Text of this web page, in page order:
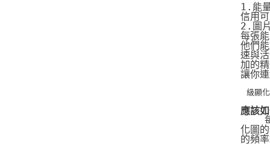
1.能
信用
2.圖
每張
他們
速與
加的
讓你
級顯
應該
化圖
的頻